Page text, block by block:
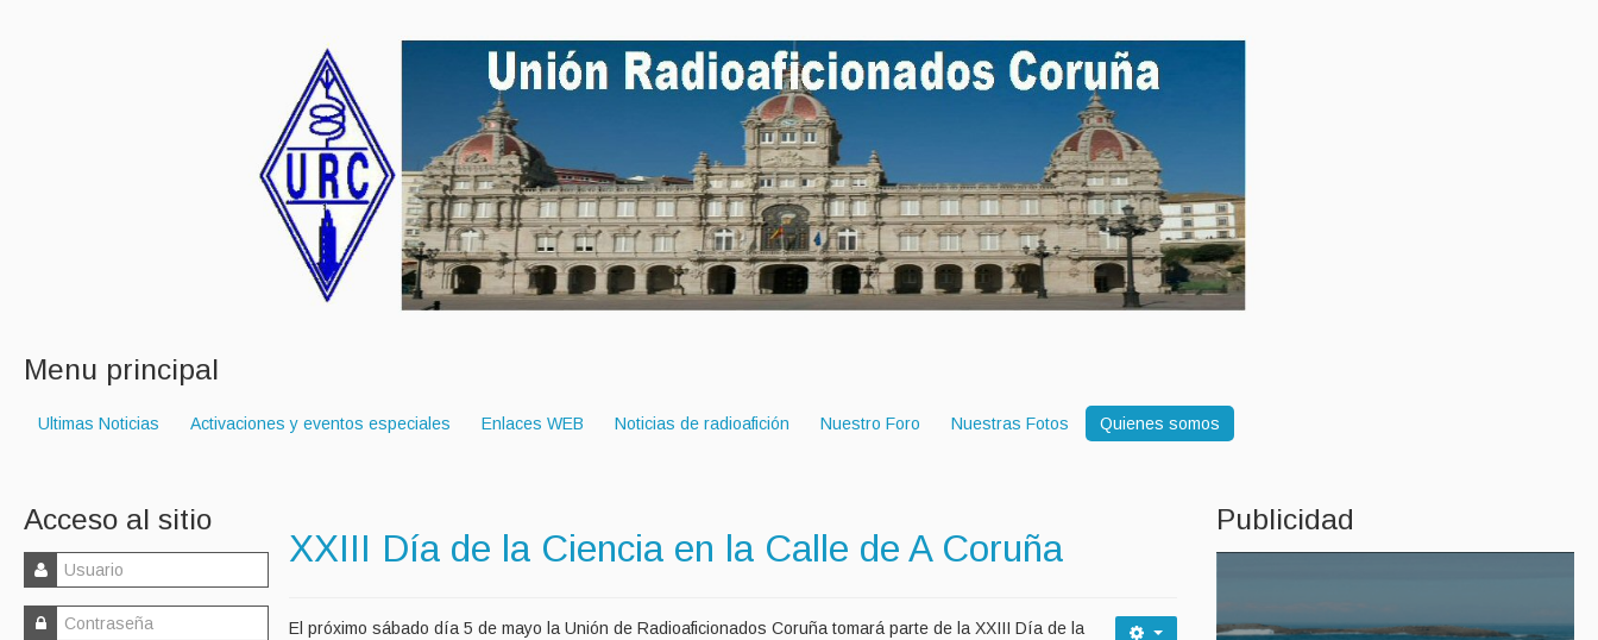
Menu principal
Ultimas Noticias Activaciones y eventos especiales Enlaces WEB Noticias de radioafición Nuestro Foro Nuestras Fotos Quienes somos
Acceso al sitio
XXIII Día de la Ciencia en la Calle de A Coruña
El próximo sábado día 5 de mayo la Unión de Radioaficionados Coruña tomará parte de la XXIII Día de la
Publicidad